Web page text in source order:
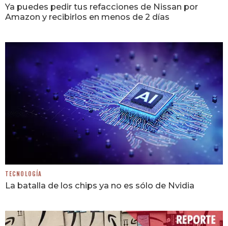
Ya puedes pedir tus refacciones de Nissan por
Amazon y recibirlos en menos de 2 días
TECNOLOGÍA
La batalla de los chips ya no es sólo de Nvidia